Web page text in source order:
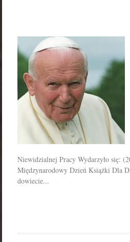
Niewidzialnej Pracy Wydarzyło się:
Międzynarodowy Dzień Książki Dla
dowiecie...